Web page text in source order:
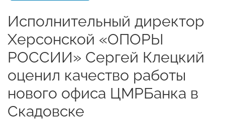
Исполнительный директор
Херсонской «ОПОРЫ
РОССИИ» Сергей Клецкий
оценил качество работы
нового офиса ЦМРБанка в
Скадовске